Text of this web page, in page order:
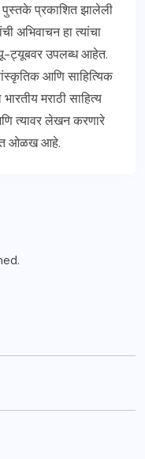
पुस्तके प्रकाशित झालेली
अभिवाचन हा त्यांचा
ट्यूबवर उपलब्ध आहेत.
आणि साहित्यिक
मराठी साहित्य
त्यावर लेखन करणारे
ओळख आहे.